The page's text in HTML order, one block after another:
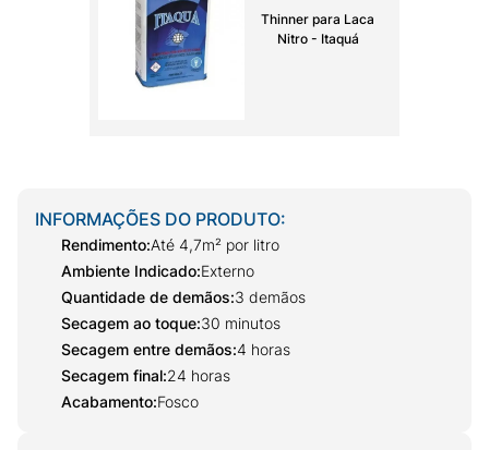
Thinner para Laca
Nitro - Itaquá
INFORMAÇÕES DO PRODUTO:
Rendimento:Até 4,7m² por litro
Ambiente Indicado:Externo
Quantidade de demãos:3 demãos
Secagem ao toque:30 minutos
Secagem entre demãos:4 horas
Secagem final:24 horas
Acabamento:Fosco